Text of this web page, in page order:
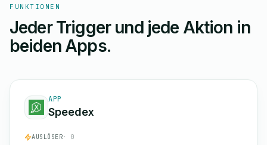
FUNKTIONEN
Jeder Trigger und jede Aktion in
beiden Apps.
APP
Speedex
AUSLÖSER· 0